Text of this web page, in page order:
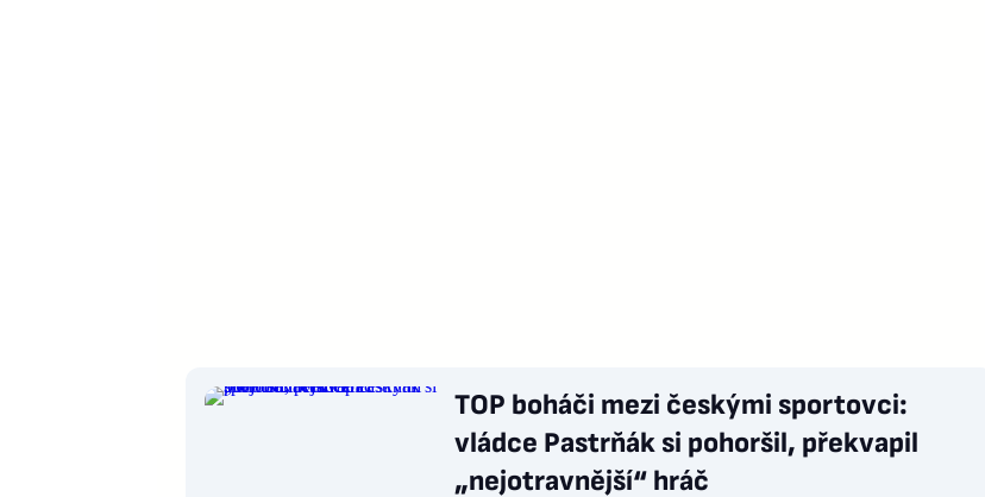
TOP boháči mezi českými sportovci:
vládce Pastrňák si pohoršil, překvapil
„nejotravnější“ hráč